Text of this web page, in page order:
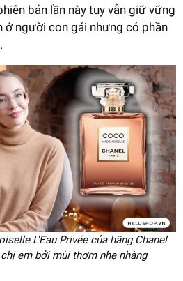
bản lần này tuy vẫn giữ vững
ở người con gái nhưng có phần
L'Eau Privée của hãng Chanel
em bởi mùi thơm nhẹ nhàng